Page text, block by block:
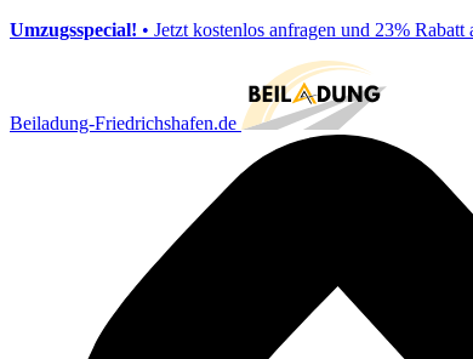
Umzugsspecial! • Jetzt kostenlos anfragen und 23%
Beiladung-Friedrichshafen.de